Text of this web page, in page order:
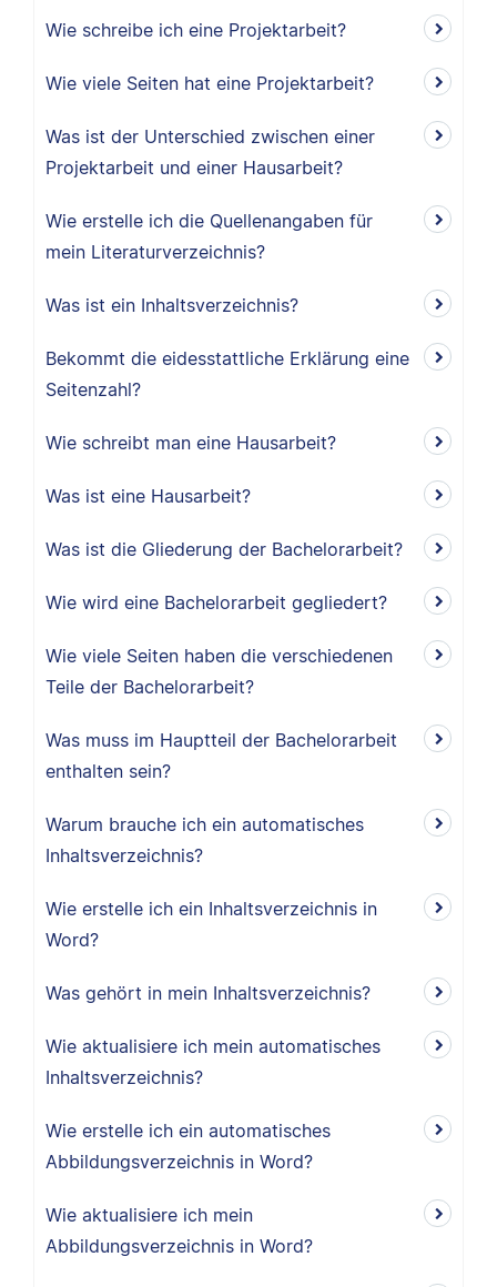
Wie schreibe ich eine Projektarbeit?
Wie viele Seiten hat eine Projektarbeit?
Was ist der Unterschied zwischen einer
Projektarbeit und einer Hausarbeit?
Wie erstelle ich die Quellenangaben für
mein Literaturverzeichnis?
Was ist ein Inhaltsverzeichnis?
Bekommt die eidesstattliche Erklärung eine
Seitenzahl?
Wie schreibt man eine Hausarbeit?
Was ist eine Hausarbeit?
Was ist die Gliederung der Bachelorarbeit?
Wie wird eine Bachelorarbeit gegliedert?
Wie viele Seiten haben die verschiedenen
Teile der Bachelorarbeit?
Was muss im Hauptteil der Bachelorarbeit
enthalten sein?
Warum brauche ich ein automatisches
Inhaltsverzeichnis?
Wie erstelle ich ein Inhaltsverzeichnis in
Word?
Was gehört in mein Inhaltsverzeichnis?
Wie aktualisiere ich mein automatisches
Inhaltsverzeichnis?
Wie erstelle ich ein automatisches
Abbildungsverzeichnis in Word?
Wie aktualisiere ich mein
Abbildungsverzeichnis in Word?